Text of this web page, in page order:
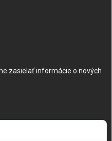
zasielať informácie o nových